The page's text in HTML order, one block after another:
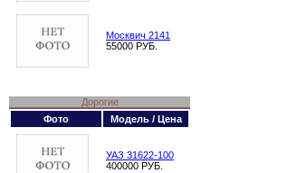
Москвич 2141
55000 РУБ.
Дорогие
Фото
Модель / Цена
УАЗ 31622-100
400000 РУБ.